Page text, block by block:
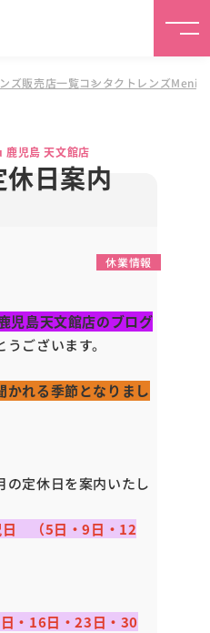
ズ販売店一覧コンタクトレンズ
児島 天文館店
日案内
休業情報
島天文館店のブログ
ございます。
かれる季節となりまし
の定休日を案内いたし
日 （5日・9日・12
・16日・23日・30